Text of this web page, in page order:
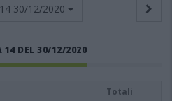
30/12/2020
14 DEL 30/12/2020
Totali